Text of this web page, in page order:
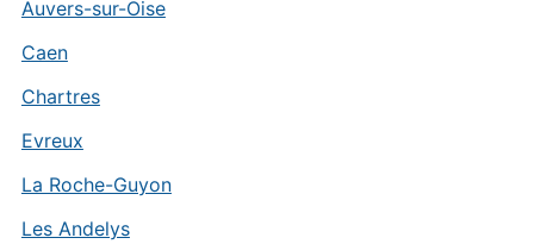
Auvers-sur-Oise
Caen
Chartres
Evreux
La Roche-Guyon
Les Andelys